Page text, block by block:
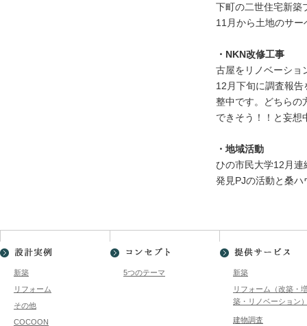
下町の二世住宅新築
11月から土地のサ
・ NKN改修工事
古屋をリノベーショ
12月下旬に調査報
整中です。どちらの
できそう！！と妄想
・地域活動
ひの市民大学12月
発見PJの活動と桑
新築
リフォーム
その他
COCOON
5つのテーマ
新築
リフォーム（改築・
築・リノベーション
建物調査